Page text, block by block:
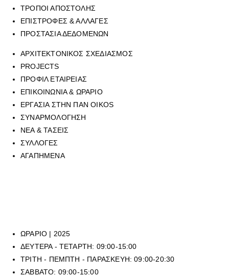
ΤΡΟΠΟΙ ΑΠΟΣΤΟΛΗΣ
ΕΠΙΣΤΡΟΦΕΣ & ΑΛΛΑΓΕΣ
ΠΡΟΣΤΑΣΙΑ ΔΕΔΟΜΕΝΩΝ
ΑΡΧΙΤΕΚΤΟΝΙΚΟΣ ΣΧΕΔΙΑΣΜΟΣ
PROJECTS
ΠΡΟΦΙΛ ΕΤΑΙΡΕΙΑΣ
ΕΠΙΚΟΙΝΩΝΙΑ & ΩΡΑΡΙΟ
ΕΡΓΑΣΙΑ ΣΤΗΝ ΠΑΝ OIKOS
ΣΥΝΑΡΜΟΛΟΓΗΣΗ
ΝΕΑ & ΤΑΣΕΙΣ
ΣΥΛΛΟΓΕΣ
ΑΓΑΠΗΜΕΝΑ
ΩΡΑΡΙΟ | 2025
ΔΕΥΤΕΡΑ - ΤΕΤΑΡΤΗ: 09:00-15:00
ΤΡΙΤΗ - ΠΕΜΠΤΗ - ΠΑΡΑΣΚΕΥΗ: 09:00-20:30
ΣΑΒΒΑΤΟ: 09:00-15:00